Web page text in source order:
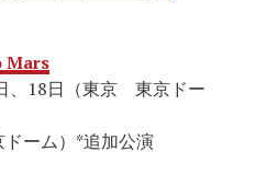
Mars
、18日（東京 東京ドー
ーム）*追加公演